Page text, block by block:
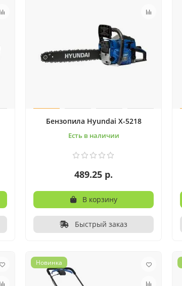
Бензопила Hyundai X-5218
Есть в наличии
489.25 р.
В корзину
Быстрый заказ
Новинка